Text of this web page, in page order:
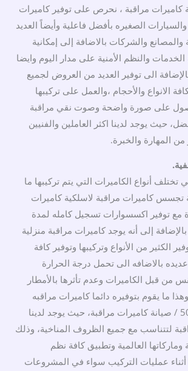
/ صيانة كاميرات مراقبة ، نحرص على توفير كاميرات
الصغيره بأفضل فاعلية وأيضاً العديد
والمصانع والشركات بالاضافة إلى إمكانية
الخدمات والنظم الأمنية على مدار اليوم وايضا
الى توفير العديد من العروض لجميع
الانواع والأحجام ،والعمل على تركيبها
على صورة واضحة وصوت نقي مراقبة
حيث يوجد لدينا اكثر العاملين والفنيين
المهارة والخبرة.
تختلف أنواع الكاميرات التي يتم تركيبها ما
تجسس كاميرات مراقبة لاسلكية كاميرات
مع توفير اكسسوارات تسجيل كامله لمدة
إلى أنه يوجد كاميرات مراقبة منزلية
الكثير من الأنواع وتركيبها وتوفير كافة
بالاضافه الى تحمل درجة الحرارة
من قبل الكاميرات وعدم تأثرها بالأمطار
ما يقوم بتوفيره دائما كاميرات مراقبه
للمنزل / 50383036 / صيانة كاميرات مراقبة، حيث يوجد لدينا
لتتناسب مع جميع الظروف المناخية، وذلك
وماركاتها العالمية وتطبيق كافة نظم
أثناء عمليات التركيب سواء في المشروعات